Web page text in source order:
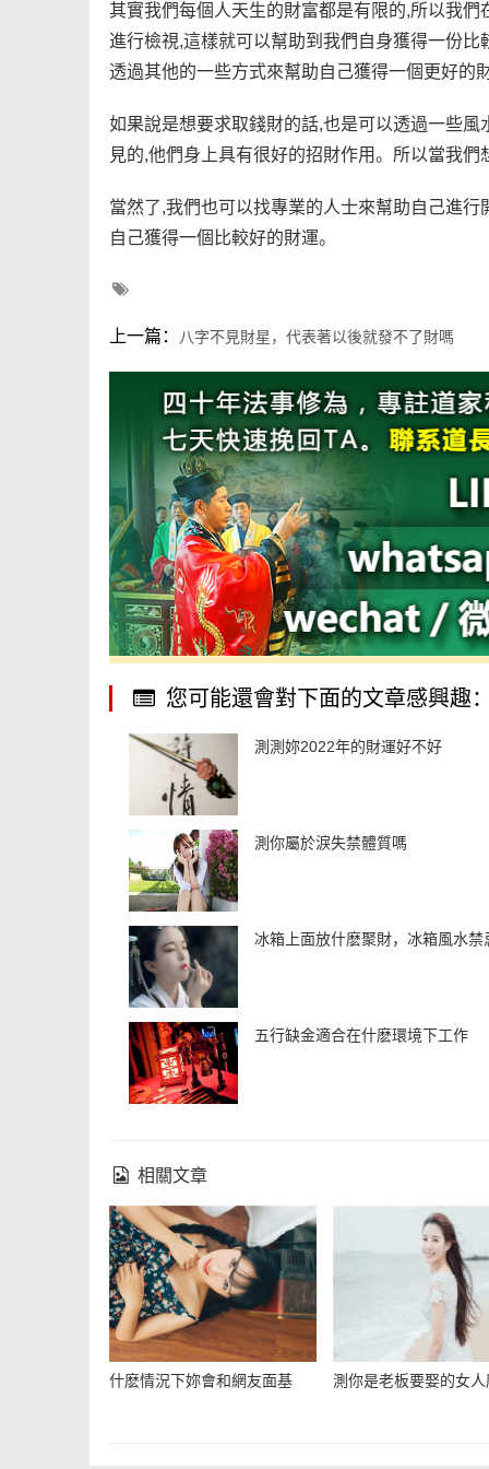
其實我們每個人天生的財富都是有限的,所以我
進行檢視,這樣就可以幫助到我們自身獲得一份
透過其他的一些方式來幫助自己獲得一個更好的
如果說是想要求取錢財的話,也是可以透過一些
見的,他們身上具有很好的招財作用。所以當我
當然了,我們也可以找專業的人士來幫助自己進
自己獲得一個比較好的財運。
上一篇： 八字不見財星，代表著以後就發不了財嗎
您可能還會對下面的文章感興趣
測測妳2022年的財運好不好
測你屬於淚失禁體質嗎
冰箱上面放什麽聚財，冰箱風水禁
五行缺金適合在什麽環境下工作
相關文章
什麽情況下妳會和網友面基 測你是老板要娶的女人